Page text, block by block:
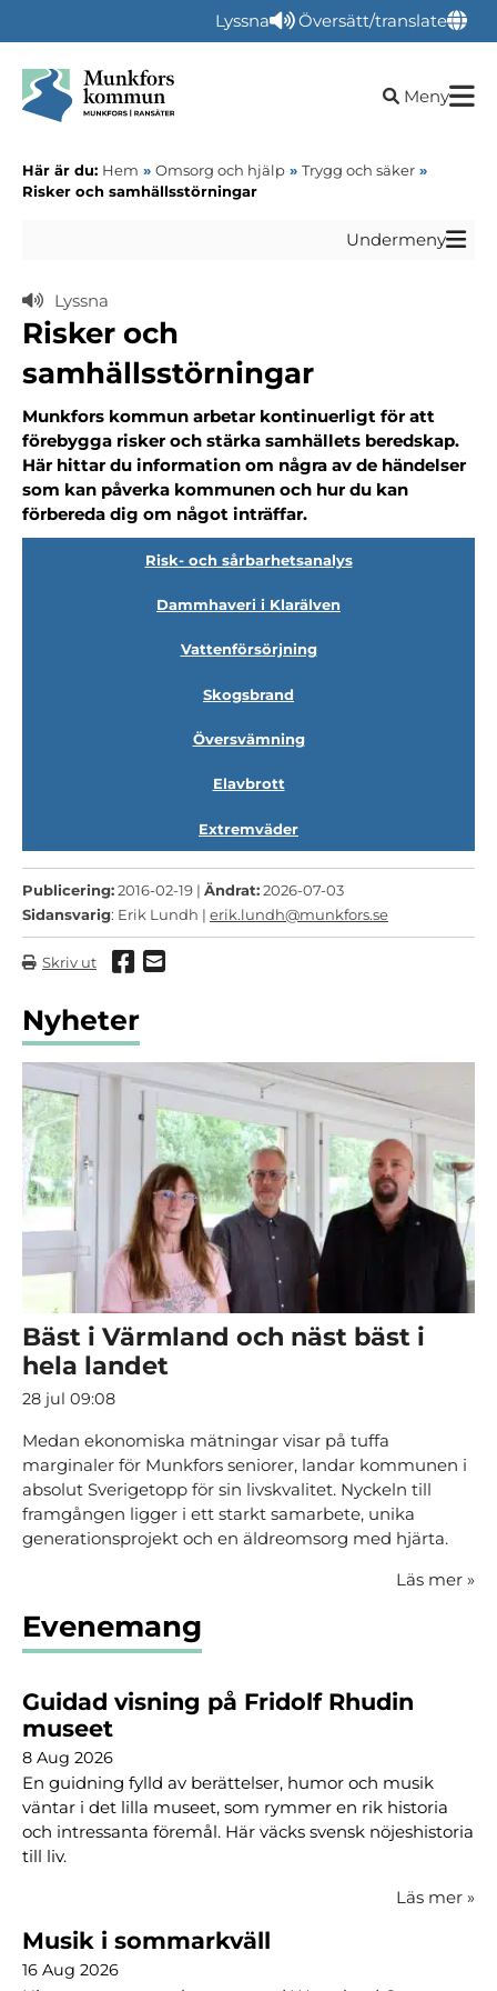
Lyssna Översätt/translate
Öppna
Meny
Här är du: Hem » Omsorg och hjälp » Trygg och säker »
Risker och samhällsstörningar
Undermeny
Lyssna
Risker och
samhällsstörningar
Munkfors kommun arbetar kontinuerligt för att
förebygga risker och stärka samhällets beredskap.
Här hittar du information om några av de händelser
som kan påverka kommunen och hur du kan
förbereda dig om något inträffar.
Risk- och sårbarhetsanalys
Dammhaveri i Klarälven
Vattenförsörjning
Skogsbrand
Översvämning
Elavbrott
Extremväder
Publicering:2016-02-19 | Ändrat:2026-07-03
Sidansvarig: Erik Lundh | erik.lundh@munkfors.se
Skriv ut Dela via Facebook
Dela via mail
Nyheter
Bäst i Värmland och näst bäst i
hela landet
28 jul 09:08
Medan ekonomiska mätningar visar på tuffa
marginaler för Munkfors seniorer, landar kommunen i
absolut Sverigetopp för sin livskvalitet. Nyckeln till
framgången ligger i ett starkt samarbete, unika
generationsprojekt och en äldreomsorg med hjärta.
Läs mer »
Evenemang
Guidad visning på Fridolf Rhudin
museet
8 Aug 2026
En guidning fylld av berättelser, humor och musik
väntar i det lilla museet, som rymmer en rik historia
och intressanta föremål. Här väcks svensk nöjeshistoria
till liv.
Läs mer »
Musik i sommarkväll
16 Aug 2026